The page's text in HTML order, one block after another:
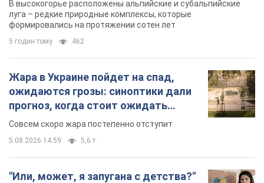
В высокогорье расположены альпийские и субальпийские
луга – редкие природные комплексы, которые
формировались на протяжении сотен лет
5 годин тому 462
Жара в Украине пойдет на спад,
ожидаются грозы: синоптики дали
прогноз, когда стоит ожидать
изменения погоды
Совсем скоро жара постепенно отступит
5.08.2026 14:59 5,6 т.
"Или, может, я запугана с детства?"